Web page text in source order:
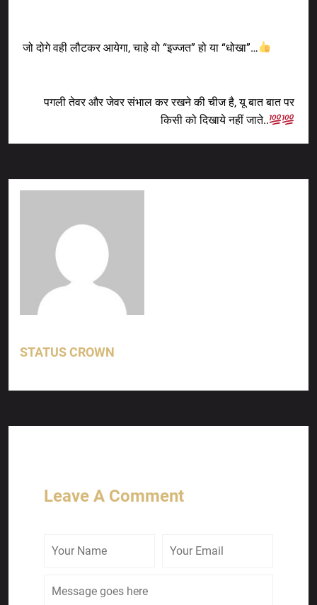
जो दोगे वही लौटकर आयेगा, चाहे वो “इज्जत” हो या “धोखा”…
पगली तेवर और जेवर संभाल कर रखने की चीज है, यू बात बात पर
किसी को दिखाये नहीं जाते..
STATUS CROWN
Leave A Comment